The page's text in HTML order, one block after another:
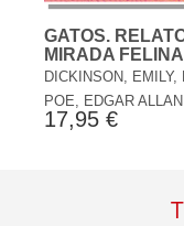
GATOS.
MIRADA FELINA
DICKINSON, EMILY,
POE, EDGAR ALLAN
17,95 €